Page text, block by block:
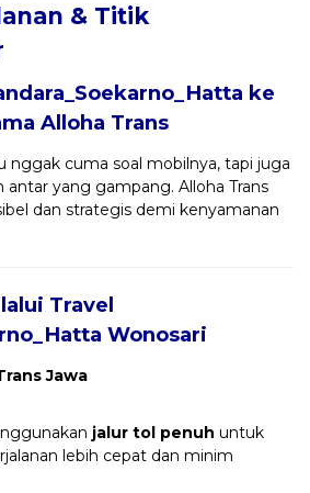
& Titik
ke
Alloha Trans
nggak cuma soal mobilnya, tapi juga
antar yang gampang. Alloha Trans
dan strategis demi kenyamanan
Travel
Wonosari
Jawa
jalur tol penuh untuk
lebih cepat dan minim